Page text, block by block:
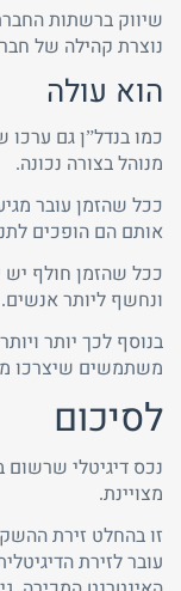
שיווק ברשתות
נוצרת קהילה של
הוא עולה
כמו בנדל”ן גם ערכו
מנוהל בצורה נכונה.
ככל שהזמן עובר
אותם הם הופכים
ככל שהזמן חולף יש
ונחשף ליותר אנשים.
בנוסף לכך יותר
משתמשים שיצרכו
לסיכום
נכס דיגיטלי שרשום
מצויינת.
זו בהחלט זירת
עובר לזירת